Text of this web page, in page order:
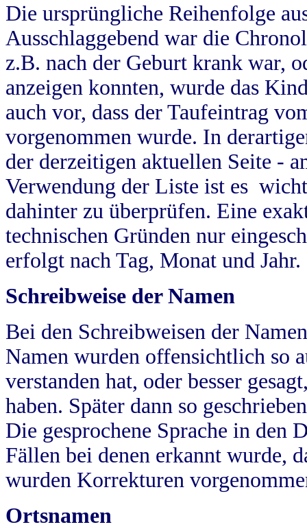
Die ursprüngliche Reihenfolge
Ausschlaggebend war die
z.B. nach der Geburt krank war,
anzeigen konnten, wurde das
auch vor, dass der Taufeintrag
vorgenommen wurde. In
der derzeitigen aktuellen Seite -
Verwendung der Liste ist es
dahinter zu überprüfen. Eine
technischen Gründen nur
erfolgt nach Tag, Monat und Jahr.
Schreibweise der Namen
Bei den Schreibweisen der
Namen wurden offensichtlich so
verstanden hat, oder besser
haben. Später dann so
Die gesprochene Sprache in
Fällen bei denen erkannt wurde,
wurden Korrekturen
Ortsnamen